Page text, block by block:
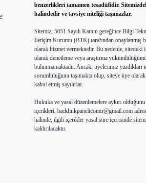
benzerlikleri tamamen tesadüfidir.
halindedir ve tavsiye niteliği taşımazlar.
Sitemiz, 5651 Sayılı Kanun gereğince Bilgi
İletişim Kurumu (BTK) tarafından onaylanmış
olarak hizmet vermektedir. Bu nedenle,
olarak denetleme veya araştırma
bulunmamaktadır. Ancak, üyelerimiz yazdıkları
sorumluluğunu taşımakta olup, siteye üye
kabul etmiş sayılırlar.
Hukuka ve yasal düzenlemelere aykırı
içerikleri, backlinkpanelicomtr@gmail.com
halinde, ilgili içerikler yasal süre içerisinde
kaldırılacaktır.